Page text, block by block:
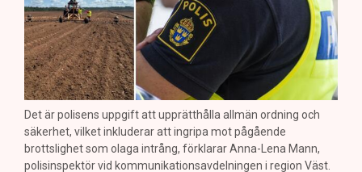
Det är polisens uppgift att upprätthålla allmän ordning och
säkerhet, vilket inkluderar att ingripa mot pågående
brottslighet som olaga intrång, förklarar Anna-Lena Mann,
polisinspektör vid kommunikationsavdelningen i region Väst.